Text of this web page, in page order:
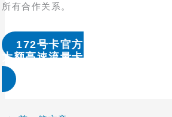
所有合作关系。
172号卡官方
大额高速流量卡办理 & 流量卡代